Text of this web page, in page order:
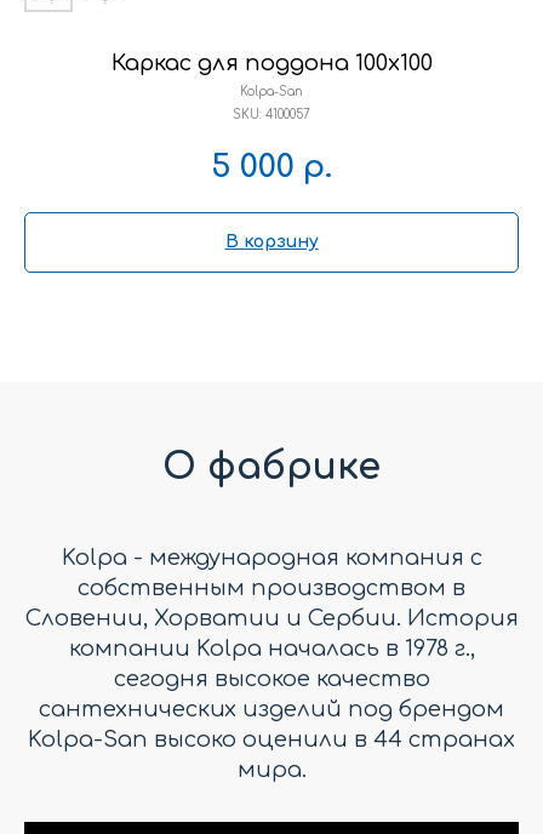
Каркас для поддона 100х100
Kolpa-San
SKU: 4100057
5 000 р.
В корзину
О фабрике
Kolpa - международная компания с
собственным производством в
Словении, Хорватии и Сербии. История
компании Kolpa началась в 1978 г.,
сегодня высокое качество
сантехнических изделий под брендом
Kolpa-San высоко оценили в 44 странах
мира.